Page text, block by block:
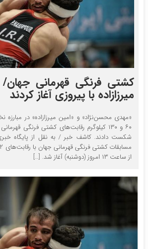
کشتی فرنگی قهرمانی
میرزازاده با پیروزی آغاز کردند
«مهدی محسن‌نژاد» و «امین میرزازاده» در
۶۰ و ۱۳۰ کیلوگرم رقابت‌های کشتی فرنگی
شکست دادند. کاشف خبر / به نقل از پایگاه
از ساعت ۱۳ امروز (دوشنبه) آغاز شد. […]